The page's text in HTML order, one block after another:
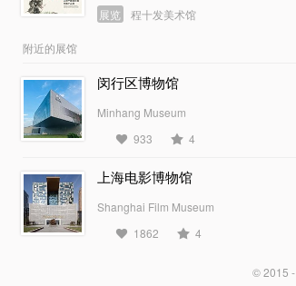
展览
程十发美术馆
附近的展馆
闵行区博物馆
Minhang Museum
933
4
上海电影博物馆
Shanghai Film Museum
1862
4
© 2015